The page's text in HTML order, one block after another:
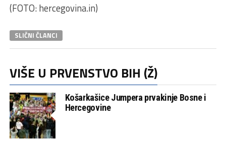
(FOTO: hercegovina.in)
SLIČNI ČLANCI
VIŠE U PRVENSTVO BIH (Ž)
Košarkašice Jumpera prvakinje Bosne i
Hercegovine